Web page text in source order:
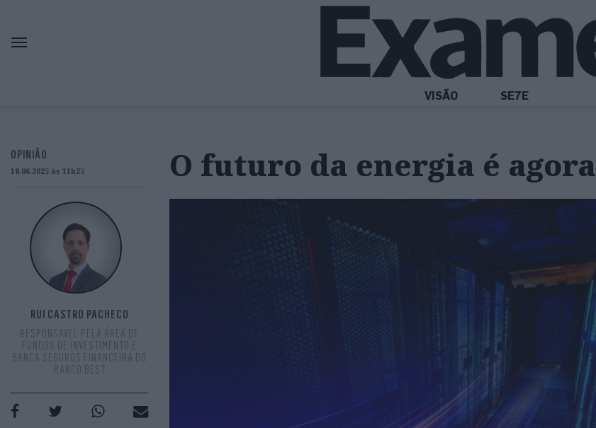
VISÃO SE7E
OPINIÃO
18.06.2025 às 11h25
RUI CASTRO PACHECO
RESPONSÁVEL PELA ÁREA DE
FUNDOS DE INVESTIMENTO E
BANCA SEGUROS FINANCEIRA DO
BANCO BEST
O futuro da energia é agora